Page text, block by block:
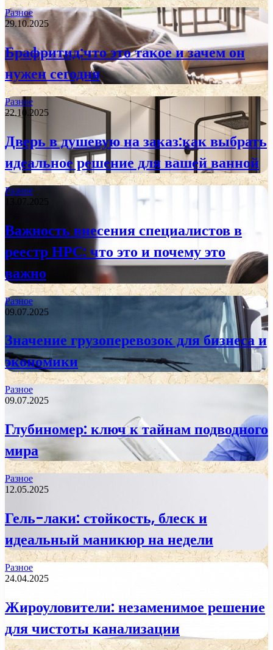
Разное
29.10.2025
Брафритид:что это такое и зачем он
нужен сегодня
Разное
22.10.2025
Дверь в душевую на заказ:как выбрать
идеальное решение для вашей ванной
Разное
13.07.2025
Важность внесения специалистов в
реестр НРС: что это и почему это
важно
Разное
09.07.2025
Значение грузоперевозок для бизнеса и
экономики
Разное
09.07.2025
Глубиномер: ключ к тайнам подводного
мира
Разное
12.05.2025
Гель-лаки: стойкость, блеск и
идеальный маникюр на недели
Разное
24.04.2025
Жироуловители: незаменимое решение
для чистоты канализации